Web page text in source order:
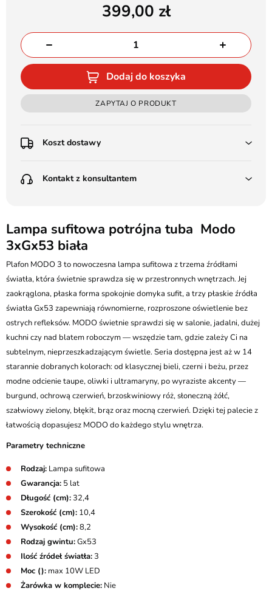
399,00
Dodaj do koszyka
ZAPYTAJ O PRODUKT
Koszt dostawy
Poczta Polska Kurier 48H - 11 zł
(od 1000 zł dla gabarytów, nie dotyczy produktów 3m)
Pobranie:
Poczta Polska Kurier 48H - 16 zł
Kurier GLS - 20 zł
Przesyłka Gabarytowa - 35 zł
Kontakt z konsultantem
Batalionów Chłopskich 12, 94-058 Łódź
506 336 320
kontakt@ledstyl.pl
Lampa sufitowa potrójna tuba Modo
3xGx53 biała
Plafon MODO 3 to nowoczesna lampa sufitowa z trzema źródłami
światła, która świetnie sprawdza się w przestronnych wnętrzach. Jej
zaokrąglona, płaska forma spokojnie domyka sufit, a trzy płaskie źródła
światła Gx53 zapewniają równomierne, rozproszone oświetlenie bez
ostrych refleksów. MODO świetnie sprawdzi się w salonie, jadalni, dużej
kuchni czy nad blatem roboczym — wszędzie tam, gdzie zależy Ci na
subtelnym, nieprzeszkadzającym świetle. Seria dostępna jest aż w 14
starannie dobranych kolorach: od klasycznej bieli, czerni i beżu, przez
modne odcienie taupe, oliwki i ultramaryny, po wyraziste akcenty —
burgund, ochrową czerwień, brzoskwiniowy róż, słoneczną żółć,
szałwiowy zielony, błękit, brąz oraz mocną czerwień. Dzięki tej palecie z
łatwością dopasujesz MODO do każdego stylu wnętrza.
Parametry techniczne
Rodzaj: Lampa sufitowa
Gwarancja: 5 lat
Długość (cm):32,4
Szerokość (cm): 10,4
Wysokość (cm):8,2
Rodzaj gwintu:Gx53
Ilość źródeł światła:3
Moc (): max 10W LED
Żarówka w komplecie: Nie